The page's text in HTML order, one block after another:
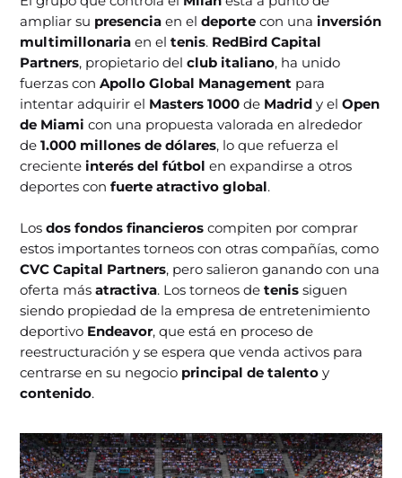
ampliar su presenciaen eldeportecon unainversión
multimillonariaen eltenis. RedBird Capital
Partners, propietario delclub italiano, ha unido
fuerzas conApollo Global Management para
intentar adquirir el Masters 1000de Madridy elOpen
de Miamicon una propuesta valorada en alrededor
de1.000 millones de dólares, lo que refuerza el
crecienteinterés del fútbolen expandirse a otros
deportes confuerte atractivo global.
Losdos fondos financieroscompiten por comprar
estos importantes torneos con otras compañías, como
CVC Capital Partners, pero salieron ganando con una
oferta másatractiva. Los torneos detenissiguen
siendo propiedad de la empresa de entretenimiento
deportivo Endeavor, que está en proceso de
reestructuración y se espera que venda activos para
centrarse en su negocio principal de talentoy
contenido.